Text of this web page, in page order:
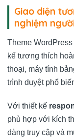
Giao diện
nghiệm
Theme
kế tương thích
thoại, máy tính
trình duyệt phổ
Với thiết kế
phù hợp với kích
dàng truy cập và